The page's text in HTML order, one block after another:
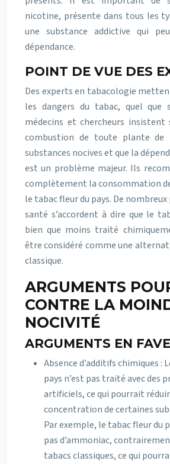
nicotine, présente dans tous les
une substance addictive qui
dépendance.
POINT DE VUE DES
Des experts en tabacologie
les dangers du tabac, quel que
médecins et chercheurs
combustion de toute plante de
substances nocives et que la
est un problème majeur. Ils
complètement la consommation
le tabac fleur du pays. De
santé s’accordent à dire que le
bien que moins traité
être considéré comme une
classique.
ARGUMENTS
CONTRE LA
NOCIVITÉ
ARGUMENTS EN
Absence d’additifs chimiques :
pays n’est pas traité avec des
artificiels, ce qui pourrait
concentration de certaines
Par exemple, le tabac fleur du
pas d’ammoniac,
tabacs classiques, ce qui